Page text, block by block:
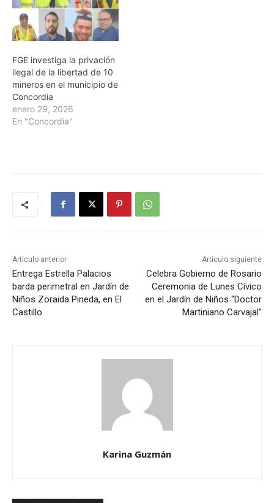
FGE investiga la privación
ilegal de la libertad de 10
mineros en el municipio de
Concordia
enero 29, 2026
En "Concordia"
Artículo anterior
Entrega Estrella Palacios
barda perimetral en Jardín de
Niños Zoraida Pineda, en El
Castillo
Artículo siguiente
Celebra Gobierno de Rosario
Ceremonia de Lunes Cívico
en el Jardín de Niños “Doctor
Martiniano Carvajal”
Karina Guzmán